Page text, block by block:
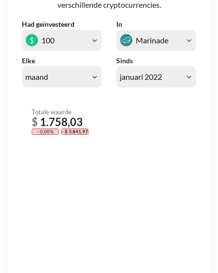
verschillende cryptocurrencies.
Had geïnvesteerd In
Elke Sinds
$
Totale waarde
$ 1.758,03
- 0,00% - $ 3.841,97